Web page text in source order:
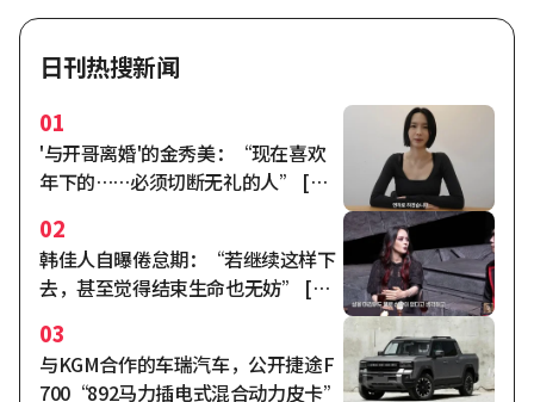
日刊热搜新闻
01
'与开哥离婚'的金秀美：“现在喜欢
年下的……必须切断无礼的人” [秀
02
韩佳人自曝倦怠期：“若继续这样下
去，甚至觉得结束生命也无妨” [自
03
与KGM合作的车瑞汽车，公开捷途F
700“892马力插电式混合动力皮卡”